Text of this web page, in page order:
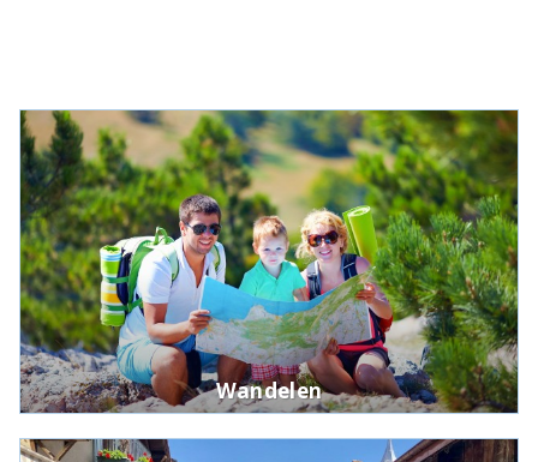
Wandelen